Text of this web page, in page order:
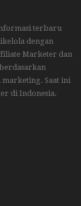
terbaru
dengan
Marketer dan
Saat ini
di Indonesia.